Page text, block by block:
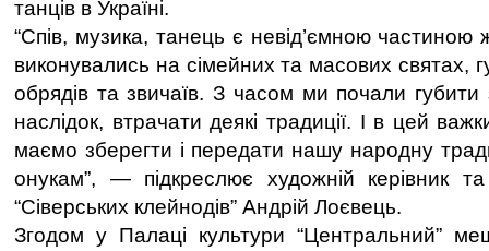
танців в Україні.
“Спів, музика, танець є невід’ємною частиною
виконувались на сімейних та масових святах,
обрядів та звичаїв. З часом ми почали губити
наслідок, втрачати деякі традиції. І в цей
маємо зберегти і передати нашу народну
онукам”, — підкреслює художній керівник
“Сіверських клейнодів” Андрій Лоєвець.
Згодом у Палаці культури “Центральний”